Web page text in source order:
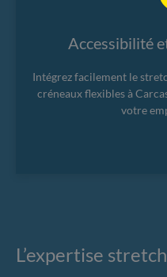
Accessibilité
Intégrez facilement le
créneaux flexibles à
votre
L’expertise